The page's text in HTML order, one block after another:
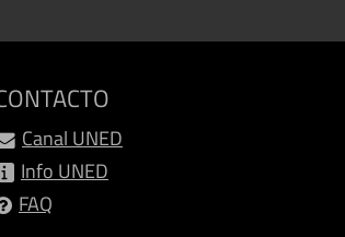
Canal UNED
Info UNED
FAQ